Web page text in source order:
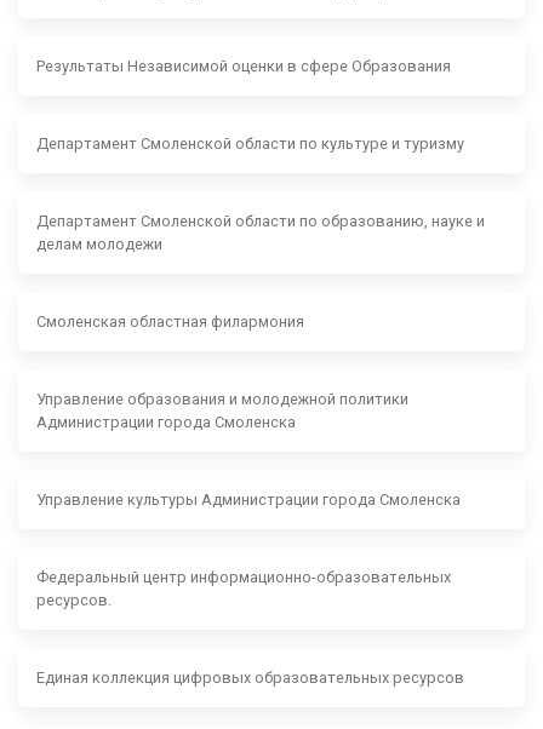
Результаты Независимой оценки в сфере Образования
Департамент Смоленской области по культуре и туризму
Департамент Смоленской области по образованию, науке и
делам молодежи
Смоленская областная филармония
Управление образования и молодежной политики
Администрации города Смоленска
Управление культуры Администрации города Смоленска
Федеральный центр информационно-образовательных
ресурсов.
Единая коллекция цифровых образовательных ресурсов